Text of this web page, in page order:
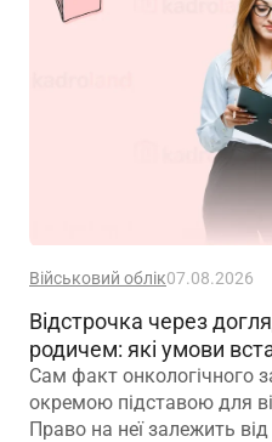
Військовий облік07.08.2026
Відстрочка через
родичем: які умови
Сам факт онкологічного
окремою підставою для
Право на неї залежить